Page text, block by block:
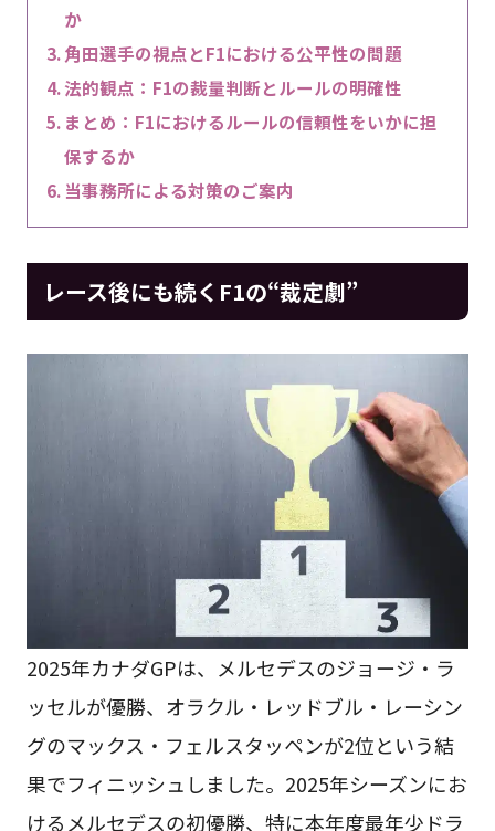
か
角田選手の視点とF1における公平性の問題
法的観点：F1の裁量判断とルールの明確性
まとめ：F1におけるルールの信頼性をいかに担
保するか
当事務所による対策のご案内
レース後にも続くF1の“裁定劇”
2025年カナダGPは、メルセデスのジョージ・ラ
ッセルが優勝、オラクル・レッドブル・レーシン
グのマックス・フェルスタッペンが2位という結
果でフィニッシュしました。2025年シーズンにお
けるメルセデスの初優勝、特に本年度最年少ドラ